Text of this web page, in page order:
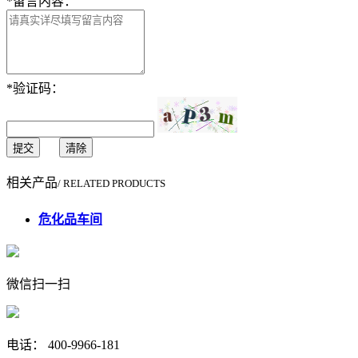
*验证码：
提交 清除
相关产品/ RELATED PRODUCTS
危化品车间
微信扫一扫
电话： 400-9966-181